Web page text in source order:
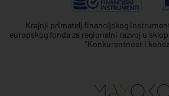
Krajnji primatelj financijskog
europskog fonda za regionalni razvoj u
"Konkurentnost i